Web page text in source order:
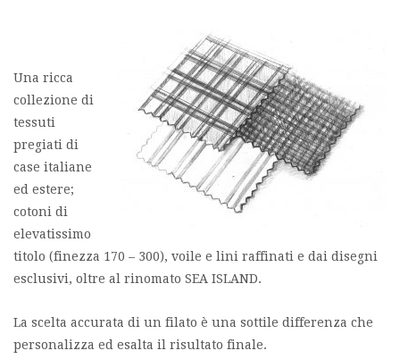
Una ricca
collezione di
tessuti
pregiati di
case italiane
ed estere;
cotoni di
elevatissimo
titolo (finezza 170 – 300), voile e lini raffinati e dai disegni
esclusivi, oltre al rinomato SEA ISLAND.
La scelta accurata di un filato è una sottile differenza che
personalizza ed esalta il risultato finale.